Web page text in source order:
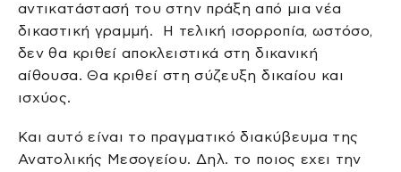
αντικατάστασή του στην πράξη από μια νέα
δικαστική γραμμή. Η τελική ισορροπία, ωστόσο,
δεν θα κριθεί αποκλειστικά στη δικανική
αίθουσα. Θα κριθεί στη σύζευξη δικαίου και
ισχύος.
Και αυτό είναι το πραγματικό διακύβευμα της
Ανατολικής Μεσογείου. Δηλ. το ποιος εχει την